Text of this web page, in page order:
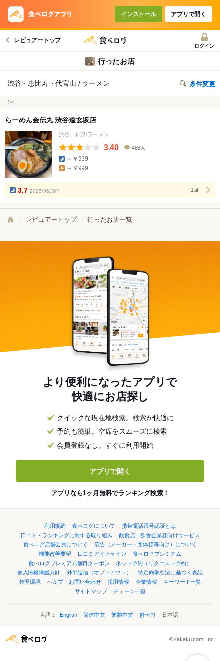
インストール アプリで開く
レビュアートップ
ログイン
行ったお店
渋谷・恵比寿・代官山 / ラーメン 条件変更
1 件
らーめん金伝丸 渋谷道玄坂店
渋谷、神泉/ラーメン
3.40
数
486人
～￥999
～￥999
3.7 2025/06訪問 1回
レビュアートップ 行ったお店一覧
より便利になったアプリで
快適にお店探し
クイックな現在地検索。検索が快適に
予約も簡単。空席をスムーズに検索
会員登録なし。すぐに利用開始
アプリで開く
アプリなら1ヶ月無料でランキング検索！
利用規約 食べログについて
携帯電話番号認証とは
口コミ・ランキングに対する取り組み
飲食店・飲食企業様向けサービス
食べログ店舗会員について
広告（メーカー・団体様等向け）について
機能改善要望
口コミガイドライン
食べログプレミアム
食べログプレミアム無料クーポン
ネット予約（リクエスト予約）
個人情報保護方針
外部送信（オプトアウト）
特定商取引法に基づく表記
推奨環境
ヘルプ・お問い合わせ 採用情報 企業情報
キーワード一覧
サイトマップ
チェーン一覧
言語： English 简体中文 繁體中文 한국어 日本語
©Kakaku.com, Inc.